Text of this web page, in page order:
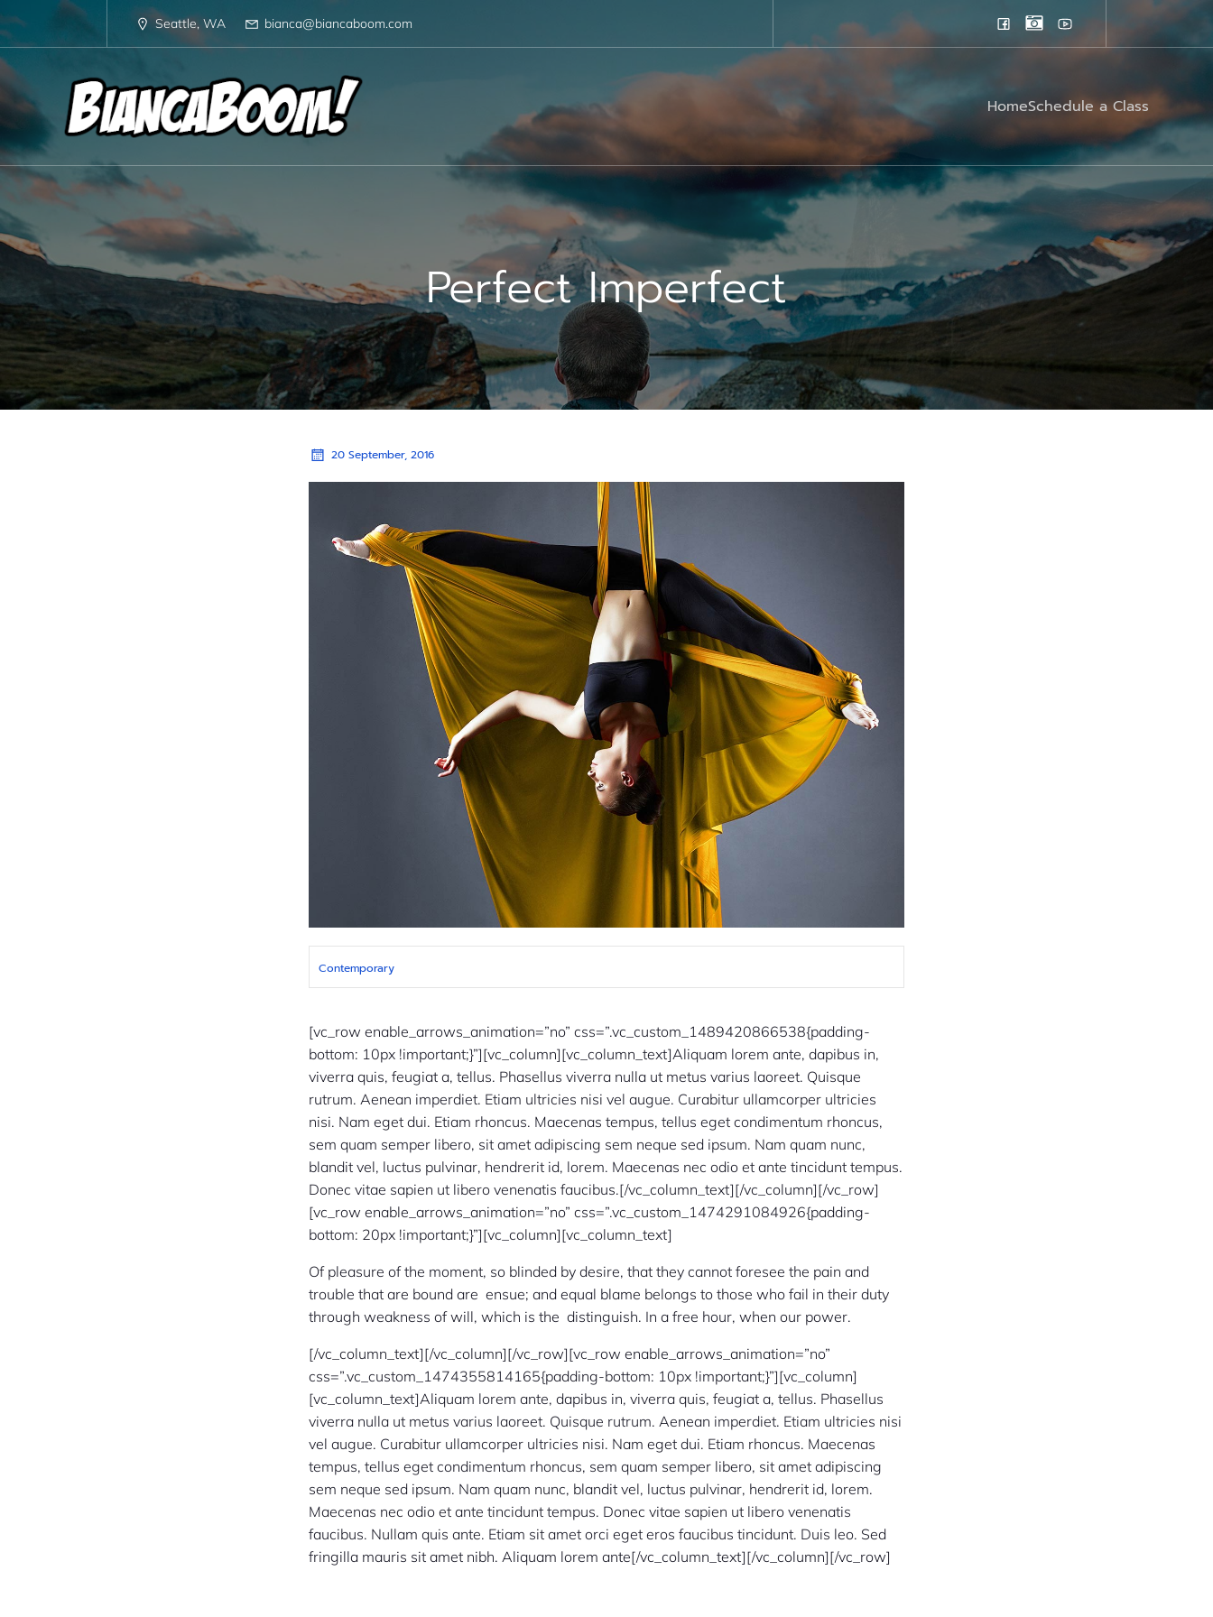
to
content
Seattle, WA bianca@biancaboom.com
HomeSchedule a Class
Perfect Imperfect
20 September, 2016
Contemporary
[vc_row enable_arrows_animation=”no” css=”.vc_custom_1489420866538{padding-
bottom: 10px !important;}”][vc_column][vc_column_text]Aliquam lorem ante, dapibus in,
viverra quis, feugiat a, tellus. Phasellus viverra nulla ut metus varius laoreet. Quisque
rutrum. Aenean imperdiet. Etiam ultricies nisi vel augue. Curabitur ullamcorper ultricies
nisi. Nam eget dui. Etiam rhoncus. Maecenas tempus, tellus eget condimentum rhoncus,
sem quam semper libero, sit amet adipiscing sem neque sed ipsum. Nam quam nunc,
blandit vel, luctus pulvinar, hendrerit id, lorem. Maecenas nec odio et ante tincidunt tempus.
Donec vitae sapien ut libero venenatis faucibus.[/vc_column_text][/vc_column][/vc_row]
[vc_row enable_arrows_animation=”no” css=”.vc_custom_1474291084926{padding-
bottom: 20px !important;}”][vc_column][vc_column_text]
Of pleasure of the moment, so blinded by desire, that they cannot foresee the pain and
trouble that are bound are ensue; and equal blame belongs to those who fail in their duty
through weakness of will, which is the distinguish. In a free hour, when our power.
[/vc_column_text][/vc_column][/vc_row][vc_row enable_arrows_animation=”no”
css=”.vc_custom_1474355814165{padding-bottom: 10px !important;}”][vc_column]
[vc_column_text]Aliquam lorem ante, dapibus in, viverra quis, feugiat a, tellus. Phasellus
viverra nulla ut metus varius laoreet. Quisque rutrum. Aenean imperdiet. Etiam ultricies nisi
vel augue. Curabitur ullamcorper ultricies nisi. Nam eget dui. Etiam rhoncus. Maecenas
tempus, tellus eget condimentum rhoncus, sem quam semper libero, sit amet adipiscing
sem neque sed ipsum. Nam quam nunc, blandit vel, luctus pulvinar, hendrerit id, lorem.
Maecenas nec odio et ante tincidunt tempus. Donec vitae sapien ut libero venenatis
faucibus. Nullam quis ante. Etiam sit amet orci eget eros faucibus tincidunt. Duis leo. Sed
fringilla mauris sit amet nibh. Aliquam lorem ante[/vc_column_text][/vc_column][/vc_row]